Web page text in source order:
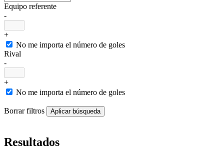
Equipo referente
-
+
No me importa el número de goles
Rival
-
+
No me importa el número de goles
Borrar filtros
Resultados